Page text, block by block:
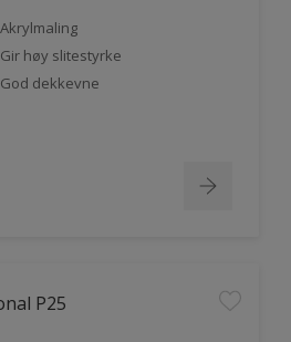
Akrylmaling
Gir høy slitestyrke
God dekkevne
P25